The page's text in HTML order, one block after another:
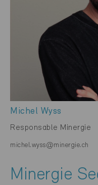
Michel Wyss
Responsable Minergie
michel.wyss@minergie.ch
Minergie